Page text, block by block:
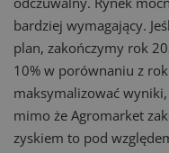
bardziej wymagający.
plan, zakończymy rok
10% w porównaniu z
maksymalizować
mimo że Agromarket
zyskiem to pod